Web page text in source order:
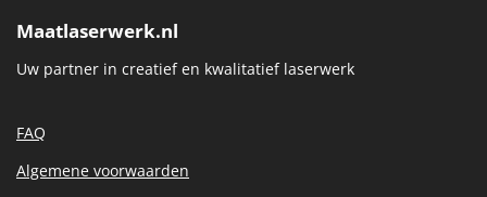
Maatlaserwerk.nl
Uw partner in creatief en kwalitatief laserwerk
FAQ
Algemene voorwaarden